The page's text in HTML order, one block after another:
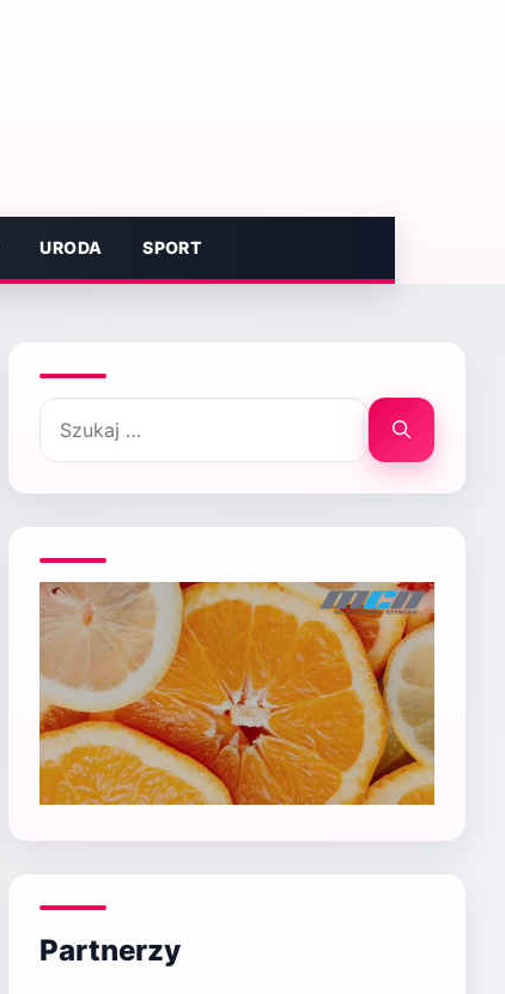
URODA SPORT
Szukaj:
Partnerzy